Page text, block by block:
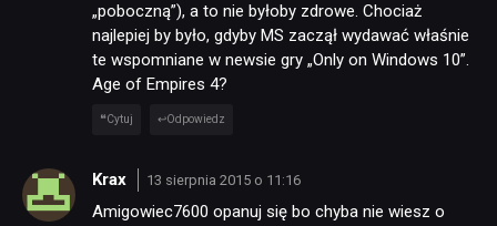
„poboczną”), a to nie byłoby zdrowe. Chociaż
najlepiej by było, gdyby MS zaczął wydawać właśnie
te wspomniane w newsie gry „Only on Windows 10”.
Age of Empires 4?
Cytuj Odpowiedz
Krax 13 sierpnia 2015 o 11:16
Amigowiec7600 opanuj się bo chyba nie wiesz o